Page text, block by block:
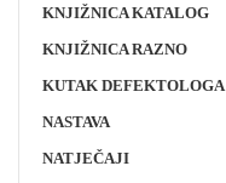
KNJIŽNICA KATALOG
KNJIŽNICA RAZNO
KUTAK DEFEKTOLOGA
NASTAVA
NATJEČAJI